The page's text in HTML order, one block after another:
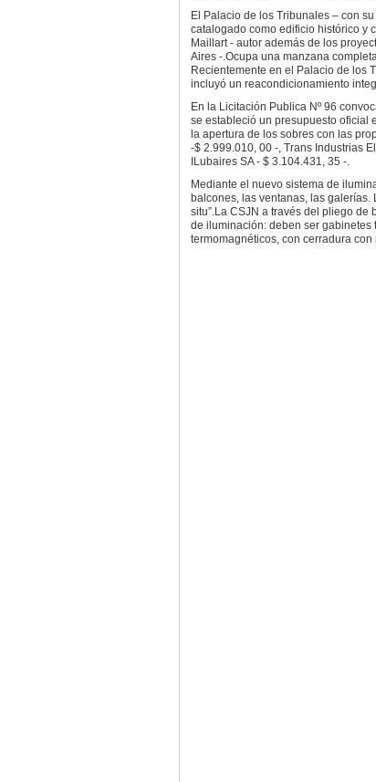
El Palacio de los Tribunales – con
catalogado como edificio histórico y
Maillart - autor además de los
Aires -.Ocupa una manzana
Recientemente en el Palacio de los
incluyó un reacondicionamiento
En la Licitación Publica Nº 96
se estableció un presupuesto oficial
la apertura de los sobres con las
-$ 2.999.010, 00 -, Trans Industrias
ILubaires SA - $ 3.104.431, 35 -.
Mediante el nuevo sistema de
balcones, las ventanas, las
situ”.La CSJN a través del pliego
de iluminación: deben ser gabinetes
termomagnéticos, con cerradura